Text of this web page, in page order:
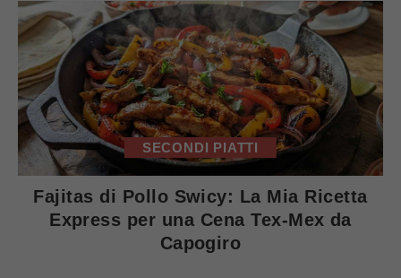
SECONDI PIATTI
Fajitas di Pollo Swicy: La Mia Ricetta
Express per una Cena Tex-Mex da
Capogiro